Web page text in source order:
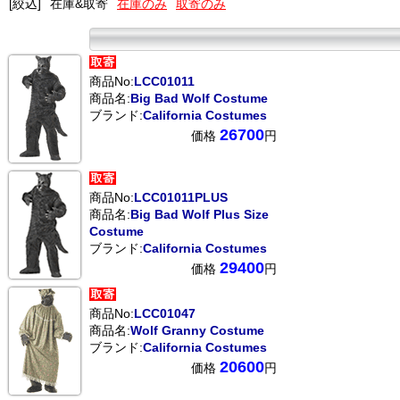
[絞込]
在庫&取寄 在庫のみ 取寄のみ
商品No:LCC01011
商品名:Big Bad Wolf Costume
ブランド:California Costumes
価格 26700円
商品No:LCC01011PLUS
商品名:Big Bad Wolf Plus Size
Costume
ブランド:California Costumes
価格 29400円
商品No:LCC01047
商品名:Wolf Granny Costume
ブランド:California Costumes
価格 20600円